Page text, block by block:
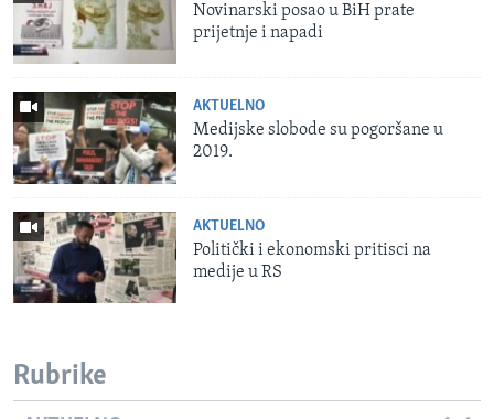
Novinarski posao u BiH prate
prijetnje i napadi
AKTUELNO
Medijske slobode su pogoršane u
2019.
AKTUELNO
Politički i ekonomski pritisci na
medije u RS
Rubrike